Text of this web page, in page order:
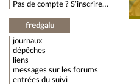
Pas de compte ? S’inscrire…
fredgalu
journaux
dépêches
liens
messages sur les forums
entrées du suivi